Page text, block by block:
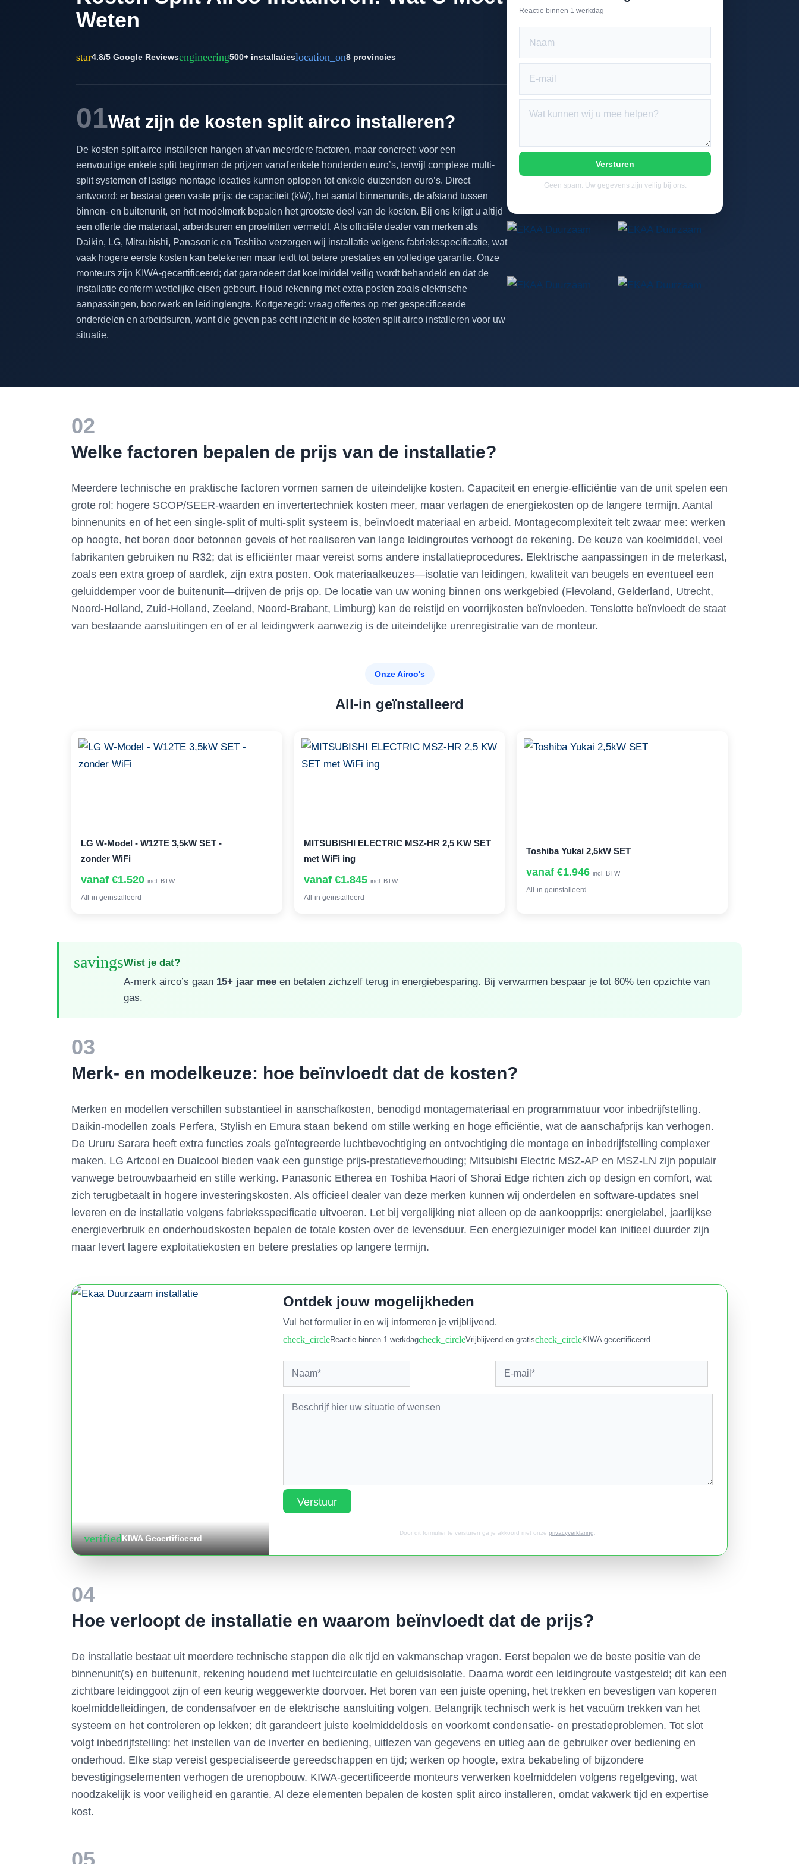
Weten
star4.8/5 Google Reviewsengineering500+ installatieslocation_on8 provincies
01Wat zijn de kosten split airco installeren?
De kosten split airco installeren hangen af van meerdere factoren, maar concreet: voor een
eenvoudige enkele split beginnen de prijzen vanaf enkele honderden euro’s, terwijl complexe multi-
split systemen of lastige montage locaties kunnen oplopen tot enkele duizenden euro’s. Direct
antwoord: er bestaat geen vaste prijs; de capaciteit (kW), het aantal binnenunits, de afstand tussen
binnen- en buitenunit, en het modelmerk bepalen het grootste deel van de kosten. Bij ons krijgt u altijd
een offerte die materiaal, arbeidsuren en proefritten vermeldt. Als officiële dealer van merken als
Daikin, LG, Mitsubishi, Panasonic en Toshiba verzorgen wij installatie volgens fabrieksspecificatie, wat
vaak hogere eerste kosten kan betekenen maar leidt tot betere prestaties en volledige garantie. Onze
monteurs zijn KIWA-gecertificeerd; dat garandeert dat koelmiddel veilig wordt behandeld en dat de
installatie conform wettelijke eisen gebeurt. Houd rekening met extra posten zoals elektrische
aanpassingen, boorwerk en leidinglengte. Kortgezegd: vraag offertes op met gespecificeerde
onderdelen en arbeidsuren, want die geven pas echt inzicht in de kosten split airco installeren voor uw
situatie.
Reactie binnen 1 werkdag
Versturen
Geen spam. Uw gegevens zijn veilig bij ons.
02
Welke factoren bepalen de prijs van de installatie?
Meerdere technische en praktische factoren vormen samen de uiteindelijke kosten. Capaciteit en energie-efficiëntie van de unit spelen een
grote rol: hogere SCOP/SEER-waarden en invertertechniek kosten meer, maar verlagen de energiekosten op de langere termijn. Aantal
binnenunits en of het een single-split of multi-split systeem is, beïnvloedt materiaal en arbeid. Montagecomplexiteit telt zwaar mee: werken
op hoogte, het boren door betonnen gevels of het realiseren van lange leidingroutes verhoogt de rekening. De keuze van koelmiddel, veel
fabrikanten gebruiken nu R32; dat is efficiënter maar vereist soms andere installatieprocedures. Elektrische aanpassingen in de meterkast,
zoals een extra groep of aardlek, zijn extra posten. Ook materiaalkeuzes—isolatie van leidingen, kwaliteit van beugels en eventueel een
geluiddemper voor de buitenunit—drijven de prijs op. De locatie van uw woning binnen ons werkgebied (Flevoland, Gelderland, Utrecht,
Noord-Holland, Zuid-Holland, Zeeland, Noord-Brabant, Limburg) kan de reistijd en voorrijkosten beïnvloeden. Tenslotte beïnvloedt de staat
van bestaande aansluitingen en of er al leidingwerk aanwezig is de uiteindelijke urenregistratie van de monteur.
Onze Airco's
All-in geïnstalleerd
LG W-Model - W12TE 3,5kW SET -
zonder WiFi
vanaf €1.520 incl. BTW
All-in geïnstalleerd
MITSUBISHI ELECTRIC MSZ-HR 2,5 KW SET
met WiFi ing
vanaf €1.845 incl. BTW
All-in geïnstalleerd
Toshiba Yukai 2,5kW SET
vanaf €1.946 incl. BTW
All-in geïnstalleerd
savingsWist je dat?
A-merk airco’s gaan 15+ jaar mee en betalen zichzelf terug in energiebesparing. Bij verwarmen bespaar je tot 60% ten opzichte van
gas.
03
Merk- en modelkeuze: hoe beïnvloedt dat de kosten?
Merken en modellen verschillen substantieel in aanschafkosten, benodigd montagemateriaal en programmatuur voor inbedrijfstelling.
Daikin-modellen zoals Perfera, Stylish en Emura staan bekend om stille werking en hoge efficiëntie, wat de aanschafprijs kan verhogen.
De Ururu Sarara heeft extra functies zoals geïntegreerde luchtbevochtiging en ontvochtiging die montage en inbedrijfstelling complexer
maken. LG Artcool en Dualcool bieden vaak een gunstige prijs-prestatieverhouding; Mitsubishi Electric MSZ-AP en MSZ-LN zijn populair
vanwege betrouwbaarheid en stille werking. Panasonic Etherea en Toshiba Haori of Shorai Edge richten zich op design en comfort, wat
zich terugbetaalt in hogere investeringskosten. Als officieel dealer van deze merken kunnen wij onderdelen en software-updates snel
leveren en de installatie volgens fabrieksspecificatie uitvoeren. Let bij vergelijking niet alleen op de aankoopprijs: energielabel, jaarlijkse
energieverbruik en onderhoudskosten bepalen de totale kosten over de levensduur. Een energiezuiniger model kan initieel duurder zijn
maar levert lagere exploitatiekosten en betere prestaties op langere termijn.
verifiedKIWA Gecertificeerd
Ontdek jouw mogelijkheden
Vul het formulier in en wij informeren je vrijblijvend.
check_circleReactie binnen 1 werkdagcheck_circleVrijblijvend en gratischeck_circleKIWA gecertificeerd
Verstuur
Door dit formulier te versturen ga je akkoord met onzeprivacyverklaring
04
Hoe verloopt de installatie en waarom beïnvloedt dat de prijs?
De installatie bestaat uit meerdere technische stappen die elk tijd en vakmanschap vragen. Eerst bepalen we de beste positie van de
binnenunit(s) en buitenunit, rekening houdend met luchtcirculatie en geluidsisolatie. Daarna wordt een leidingroute vastgesteld; dit kan een
zichtbare leidinggoot zijn of een keurig weggewerkte doorvoer. Het boren van een juiste opening, het trekken en bevestigen van koperen
koelmiddelleidingen, de condensafvoer en de elektrische aansluiting volgen. Belangrijk technisch werk is het vacuüm trekken van het
systeem en het controleren op lekken; dit garandeert juiste koelmiddeldosis en voorkomt condensatie- en prestatieproblemen. Tot slot
volgt inbedrijfstelling: het instellen van de inverter en bediening, uitlezen van gegevens en uitleg aan de gebruiker over bediening en
onderhoud. Elke stap vereist gespecialiseerde gereedschappen en tijd; werken op hoogte, extra bekabeling of bijzondere
bevestigingselementen verhogen de urenopbouw. KIWA-gecertificeerde monteurs verwerken koelmiddelen volgens regelgeving, wat
noodzakelijk is voor veiligheid en garantie. Al deze elementen bepalen de kosten split airco installeren, omdat vakwerk tijd en expertise
kost.